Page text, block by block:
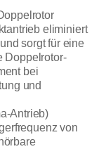
eliminiert
sorgt für eine
Doppelrotor-
bei
und
Antrieb)
von